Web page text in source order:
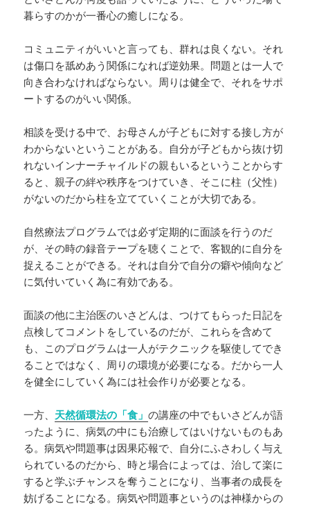
暮らすのかが一番心の癒しになる。
コミュニティがいいと言っても、群れは良くない。それ
は傷口を舐めあう関係になれば逆効果。問題とは一人で
向き合わなければならない。周りは健全で、それをサポ
ートするのがいい関係。
相談を受ける中で、お母さんが子どもに対する接し方が
わからないということがある。自分が子どもから抜け切
れないインナーチャイルドの親もいるということからす
ると、親子の絆や秩序をつけていき、そこに柱（父性）
がないのだから柱を立てていくことが大切である。
自然療法プログラムでは必ず定期的に面談を行うのだ
が、その時の録音テープを聴くことで、客観的に自分を
捉えることができる。それは自分で自分の癖や傾向など
に気付いていく為に有効である。
面談の他に主治医のいさどんは、つけてもらった日記を
点検してコメントをしているのだが、これらを含めて
も、このプログラムは一人がテクニックを駆使してでき
ることではなく、周りの環境が必要になる。だから一人
を健全にしていく為には社会作りが必要となる。
一方、 天然循環法の「食」の講座の中でもいさどんが語
ったように、病気の中にも治療してはいけないものもあ
る。病気や問題事は因果応報で、自分にふさわしく与え
られているのだから、時と場合によっては、治して楽に
すると学ぶチャンスを奪うことになり、当事者の成長を
妨げることになる。病気や問題事というのは神様からの